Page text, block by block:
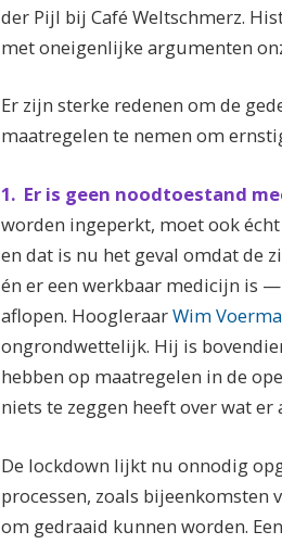
der Pijl bij Café Weltschmerz.
met oneigenlijke argumenten
Er zijn sterke redenen om de
maatregelen te nemen om
1. Er is geen noodtoestand
worden ingeperkt, moet ook
en dat is nu het geval omdat de
én er een werkbaar medicijn is
aflopen. HoogleraarWim
ongrondwettelijk. Hij is
hebben op maatregelen in de
niets te zeggen heeft over wat
De lockdown lijkt nu onnodig
processen, zoals bijeenkomsten
om gedraaid kunnen worden.